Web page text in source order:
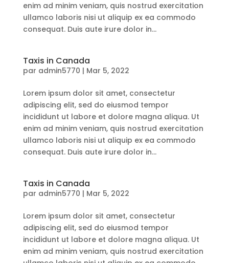
enim ad minim veniam, quis nostrud exercitation
ullamco laboris nisi ut aliquip ex ea commodo
consequat. Duis aute irure dolor in...
Taxis in Canada
par admin5770 | Mar 5, 2022
Lorem ipsum dolor sit amet, consectetur
adipiscing elit, sed do eiusmod tempor
incididunt ut labore et dolore magna aliqua. Ut
enim ad minim veniam, quis nostrud exercitation
ullamco laboris nisi ut aliquip ex ea commodo
consequat. Duis aute irure dolor in...
Taxis in Canada
par admin5770 | Mar 5, 2022
Lorem ipsum dolor sit amet, consectetur
adipiscing elit, sed do eiusmod tempor
incididunt ut labore et dolore magna aliqua. Ut
enim ad minim veniam, quis nostrud exercitation